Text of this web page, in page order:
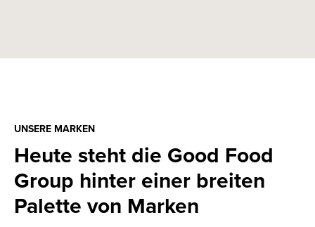
UNSERE MARKEN
Heute steht die Good Food
Group hinter einer breiten
Palette von Marken